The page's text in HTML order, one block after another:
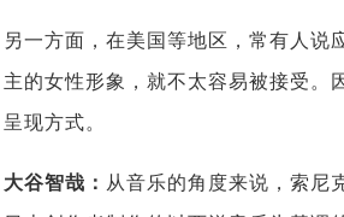
另一方面，在美国等地区，常有人
主的女性形象，就不太容易被接受。
呈现方式。
大谷智哉： 从音乐的角度来说，索尼